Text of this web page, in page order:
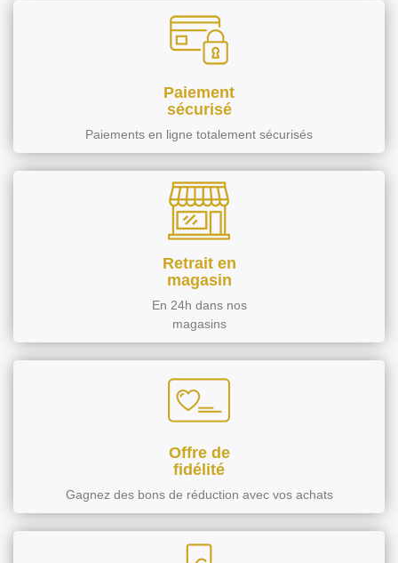
Paiement
sécurisé
Paiements en ligne totalement sécurisés
Retrait en
magasin
En 24h dans nos
magasins
Offre de
fidélité
Gagnez des bons de réduction avec vos achats